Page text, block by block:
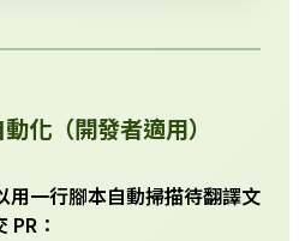
化（開發者適用）
用一行腳本自動掃描待翻譯文
：